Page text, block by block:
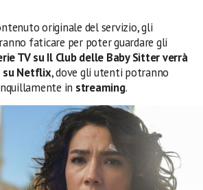
originale del servizio, gli
faticare per poter guardare gli
TV su Il Club delle Baby Sitter verrà
su Netflix, dove gli utenti potranno
in streaming.